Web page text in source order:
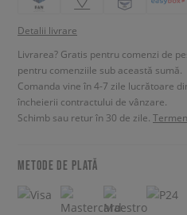
Detalii livrare
Livrarea? Gratis pentru comenzi de
pentru comenziile sub această sumă.
Comanda vine în 4-7 zile lucrătoare
încheierii contractului de vânzare.
Schimb sau retur în 30 de zile.
METODE DE PLATĂ